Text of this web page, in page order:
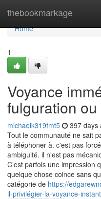
thebookmarkage
Home
Home
1
Voyance
fulguration
michaelk319fmt5 397 days
Tout le communauté ne sait
à téléphoner à. c'est pas
ambiguité. il n'est pas
C’est parfois une impression
quelque chose coince sans
catégorie de https://
il-privilégier-la-voyance-